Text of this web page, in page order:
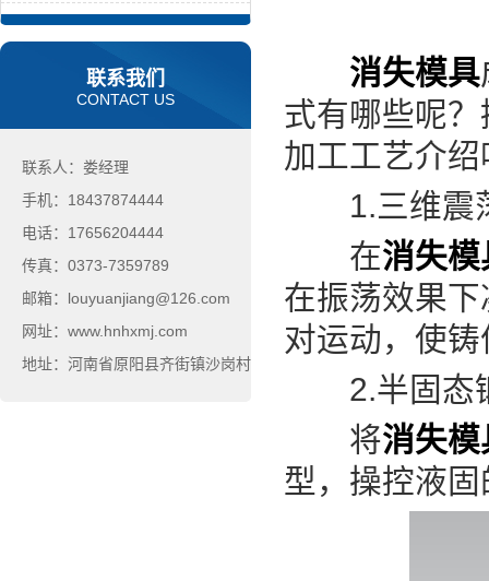
联系我们
CONTACT US
联系人：娄经理
手机：18437874444
电话：17656204444
传真：0373-7359789
邮箱：louyuanjiang@126.com
网址：www.hnhxmj.com
地址：河南省原阳县齐街镇沙岗村
消失模具
式有哪些呢
加工工艺介绍
1.三维震
在消失模
在振荡效果
对运动，使
2.半固态
将消失模
型，操控液